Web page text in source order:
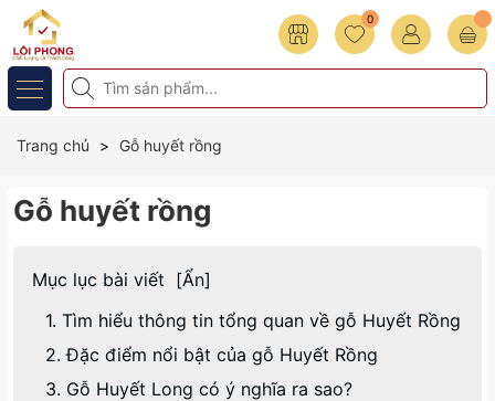
0
Trang chủ Gỗ huyết rồng
Gỗ huyết rồng
Mục lục bài viết [Ẩn]
1. Tìm hiểu thông tin tổng quan về gỗ Huyết Rồng
2. Đặc điểm nổi bật của gỗ Huyết Rồng
3. Gỗ Huyết Long có ý nghĩa ra sao?